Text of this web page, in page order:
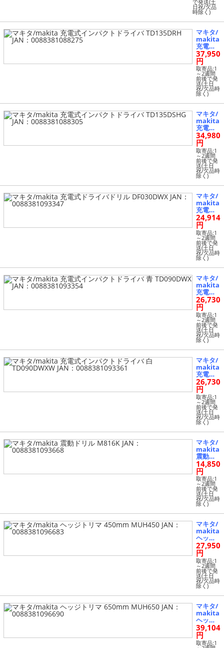
で発送(土
日祝/欠品
時除く)
マキタ/
makita
充電式
インパ
クトド
ライバ
TD135D
RH JA
N：008
8381088
275
37,950
円
取寄品:1
～2週間
前後で発
送(土日
祝/欠品時
除く)
マキタ/
makita
充電式
インパ
クトド
ライバ
TD135D
SHG JA
N：008
8381088
305
34,980
円
取寄品:1
～2週間
前後で発
送(土日
祝/欠品時
除く)
マキタ/
makita
充電式
ドライ
バドリ
ル DF03
0DWX J
AN：00
8838109
3347
24,914
円
取寄品:1
～2週間
前後で発
送(土日
祝/欠品時
除く)
マキタ/
makita
充電式
インパ
クトド
ライバ
青 TD09
0DWX J
AN：00
8838109
3354
26,730
円
取寄品:1
～2週間
前後で発
送(土日
祝/欠品時
除く)
マキタ/
makita
充電式
インパ
クトド
ライバ
白 TD09
0DWX
W JA
N：008
8381093
26,730
円
取寄品:1
～2週間
前後で発
送(土日
祝/欠品時
除く)
マキタ/
makita
震動ド
リル M8
16K JA
N：008
8381093
668
14,850
円
取寄品:1
～2週間
前後で発
送(土日
祝/欠品時
除く)
マキタ/
makita
ヘッジ
トリマ 4
50mm
MUH45
0 JAN：
0088381
096683
27,950
円
取寄品:1
～2週間
前後で発
送(土日
祝/欠品時
除く)
マキタ/
makita
ヘッジ
トリマ 6
50mm
MUH65
39,104
円
取寄品:1